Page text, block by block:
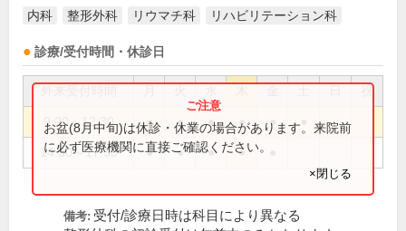
内科 整形外科 リウマチ科 リハビリテーション科
診療/受付時間・休診日
祝
9:00～12:30 ● ● ● ● ●
14:30～17:30 ● ● ● ●
お盆(8月中旬)は休診・休業の場合があります。来院前
に必ず医療機関に直接ご確認ください。
×閉じる
備考: 受付/診療日時は科目により異なる